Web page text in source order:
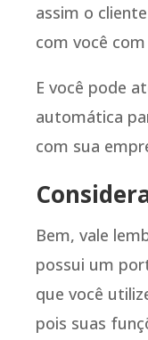
assim o
com você
E você pode
automática
com sua
Bem, vale
possui um
que você
pois suas